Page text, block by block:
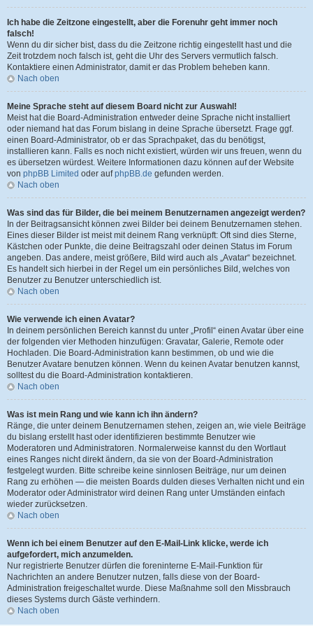
Ich habe die Zeitzone eingestellt, aber die Forenuhr geht immer noch
falsch!
Wenn du dir sicher bist, dass du die Zeitzone richtig eingestellt hast und die
Zeit trotzdem noch falsch ist, geht die Uhr des Servers vermutlich falsch.
Kontaktiere einen Administrator, damit er das Problem beheben kann.
Nach oben
Meine Sprache steht auf diesem Board nicht zur Auswahl!
Meist hat die Board-Administration entweder deine Sprache nicht installiert
oder niemand hat das Forum bislang in deine Sprache übersetzt. Frage ggf.
einen Board-Administrator, ob er das Sprachpaket, das du benötigst,
installieren kann. Falls es noch nicht existiert, würden wir uns freuen, wenn du
es übersetzen würdest. Weitere Informationen dazu können auf der Website
von phpBB Limited oder aufphpBB.de gefunden werden.
Nach oben
Was sind das für Bilder, die bei meinem Benutzernamen angezeigt werden?
In der Beitragsansicht können zwei Bilder bei deinem Benutzernamen stehen.
Eines dieser Bilder ist meist mit deinem Rang verknüpft: Oft sind dies Sterne,
Kästchen oder Punkte, die deine Beitragszahl oder deinen Status im Forum
angeben. Das andere, meist größere, Bild wird auch als „Avatar“ bezeichnet.
Es handelt sich hierbei in der Regel um ein persönliches Bild, welches von
Benutzer zu Benutzer unterschiedlich ist.
Nach oben
Wie verwende ich einen Avatar?
In deinem persönlichen Bereich kannst du unter „Profil“ einen Avatar über eine
der folgenden vier Methoden hinzufügen: Gravatar, Galerie, Remote oder
Hochladen. Die Board-Administration kann bestimmen, ob und wie die
Benutzer Avatare benutzen können. Wenn du keinen Avatar benutzen kannst,
solltest du die Board-Administration kontaktieren.
Nach oben
Was ist mein Rang und wie kann ich ihn ändern?
Ränge, die unter deinem Benutzernamen stehen, zeigen an, wie viele Beiträge
du bislang erstellt hast oder identifizieren bestimmte Benutzer wie
Moderatoren und Administratoren. Normalerweise kannst du den Wortlaut
eines Ranges nicht direkt ändern, da sie von der Board-Administration
festgelegt wurden. Bitte schreibe keine sinnlosen Beiträge, nur um deinen
Rang zu erhöhen — die meisten Boards dulden dieses Verhalten nicht und ein
Moderator oder Administrator wird deinen Rang unter Umständen einfach
wieder zurücksetzen.
Nach oben
Wenn ich bei einem Benutzer auf den E-Mail-Link klicke, werde ich
aufgefordert, mich anzumelden.
Nur registrierte Benutzer dürfen die foreninterne E-Mail-Funktion für
Nachrichten an andere Benutzer nutzen, falls diese von der Board-
Administration freigeschaltet wurde. Diese Maßnahme soll den Missbrauch
dieses Systems durch Gäste verhindern.
Nach oben